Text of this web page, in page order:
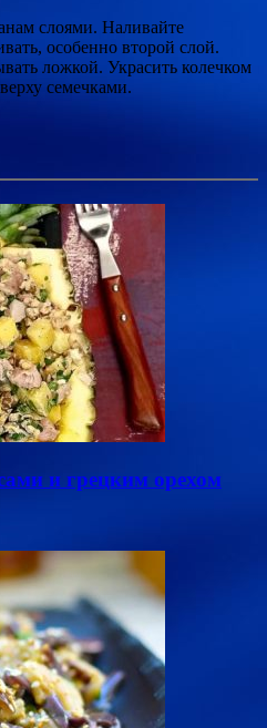
слоями. Наливайте
особенно второй слой.
ложкой. Украсить колечком
семечками.
и грецким орехом